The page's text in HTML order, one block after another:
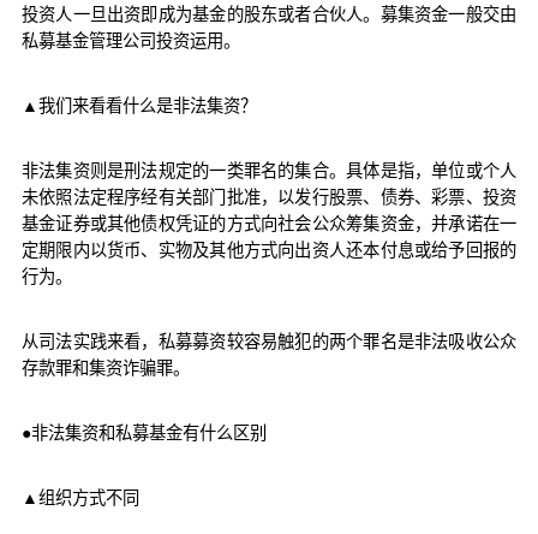
投资人一旦出资即成为基金的股东或者合伙人。募集资金一般交由
私募基金管理公司投资运用。
▲我们来看看什么是非法集资？
非法集资则是刑法规定的一类罪名的集合。具体是指，单位或个人
未依照法定程序经有关部门批准，以发行股票、债券、彩票、投资
基金证券或其他债权凭证的方式向社会公众筹集资金，并承诺在一
定期限内以货币、实物及其他方式向出资人还本付息或给予回报的
行为。
从司法实践来看，私募募资较容易触犯的两个罪名是非法吸收公众
存款罪和集资诈骗罪。
●非法集资和私募基金有什么区别
▲组织方式不同